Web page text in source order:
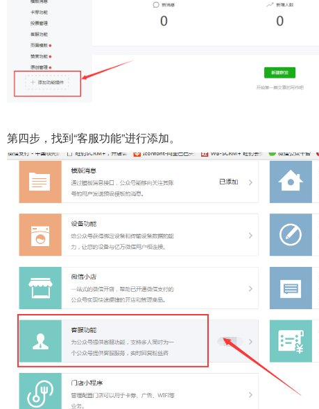
第四步，找到“客服功能”进行添加。